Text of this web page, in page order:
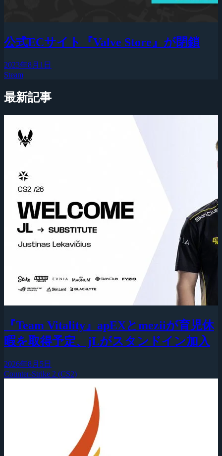
公式ECサイト『Valve Store』が閉鎖
2023年8月1日
Steam
最新記事
『Team Vitality』apEXとmeziiが育児休
暇を取得予定、jLがスタンドイン加入
2026年8月5日
Counter-Strike 2 (CS2)